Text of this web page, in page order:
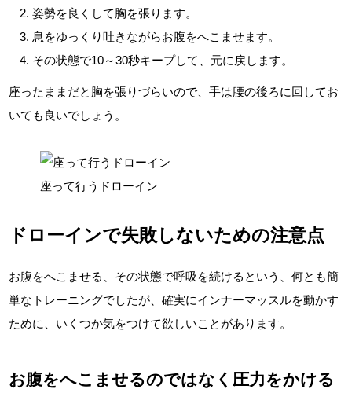
姿勢を良くして胸を張ります。
息をゆっくり吐きながらお腹をへこませます。
その状態で10～30秒キープして、元に戻します。
座ったままだと胸を張りづらいので、手は腰の後ろに回してお
いても良いでしょう。
座って行うドローイン
ドローインで失敗しないための注意点
お腹をへこませる、その状態で呼吸を続けるという、何とも簡
単なトレーニングでしたが、確実にインナーマッスルを動かす
ために、いくつか気をつけて欲しいことがあります。
お腹をへこませるのではなく圧力をかける